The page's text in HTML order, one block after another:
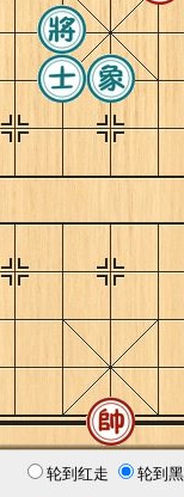
轮到红走 轮到